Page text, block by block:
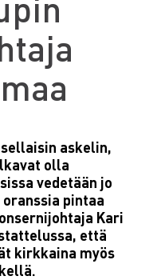
sellaisin askelin,
olla
vedetään jo
pintaa
Kari
että
kirkkaina myös